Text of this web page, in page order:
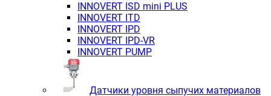
INNOVERT ISD mini PLUS
INNOVERT ITD
INNOVERT IРD
INNOVERT IРD-VR
INNOVERT PUMP
Датчики уровня сыпучих материалов